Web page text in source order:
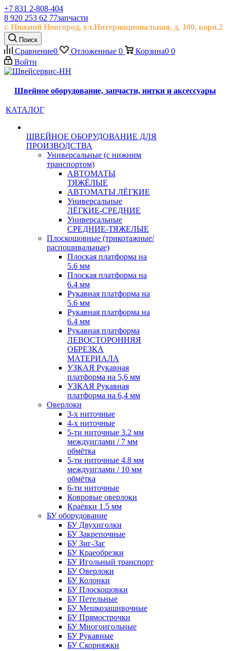
+7 831 2-808-404
8 920 253 62 77запчасти
г. Нижний Новгород, ул.Интернациональная, д. 100, корп.2
Поиск
Сравнение0 Отложенные 0 Корзина0 0
Войти
Швейное оборудование, запчасти, нитки и аксессуары
КАТАЛОГ
ШВЕЙНОЕ ОБОРУДОВАНИЕ ДЛЯ
ПРОИЗВОДСТВА
Универсальные (с нижним
транспортом)
АВТОМАТЫ
ТЯЖЁЛЫЕ
АВТОМАТЫ ЛЁГКИЕ
Универсальные
ЛЁГКИЕ-СРЕДНИЕ
Универсальные
СРЕДНИЕ-ТЯЖЕЛЫЕ
Плоскошовные (трикотажные/
распошивальные)
Плоская платформа на
5.6 мм
Плоская платформа на
6.4 мм
Рукавная платформа на
5.6 мм
Рукавная платформа на
6.4 мм
Рукавная платформа
ЛЕВОСТОРОННЯЯ
ОБРЕЗКА
МАТЕРИАЛА
УЗКАЯ Рукавная
платформа на 5,6 мм
УЗКАЯ Рукавная
платформа на 6,4 мм
Оверлоки
3-х ниточные
4-х ниточные
5-ти ниточные 3.2 мм
междуиглами / 7 мм
обмётка
5-ти ниточные 4.8 мм
междуиглами / 10 мм
обмётка
6-ти ниточные
Ковровые оверлоки
Краёвки 1.5 мм
БУ оборудование
БУ Двухиголки
БУ Закрепочные
БУ Зиг-Заг
БУ Краеобрезки
БУ Игольный транспорт
БУ Оверлоки
БУ Колонки
БУ Плоскошовки
БУ Петельные
БУ Мешкозашивочные
БУ Прямострочки
БУ Многоигольные
БУ Рукавные
БУ Скорняжки